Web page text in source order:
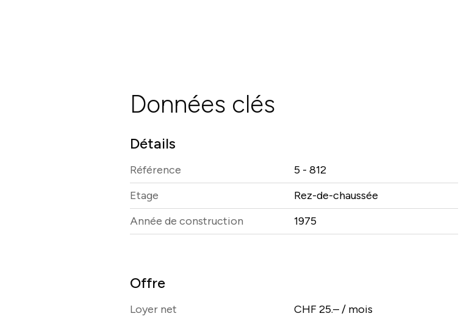
Données clés
Détails
Référence
5 - 812
Etage
Rez-de-chaussée
Année de construction
1975
Offre
Loyer net
CHF 25.– / mois